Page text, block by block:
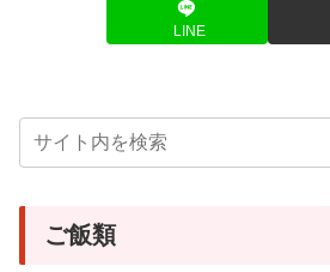
LINE
ご飯類